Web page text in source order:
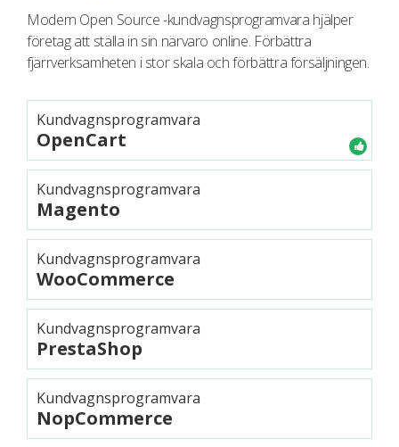
Modern Open Source -kundvagnsprogramvara hjälper
företag att ställa in sin närvaro online. Förbättra
fjärrverksamheten i stor skala och förbättra försäljningen.
Kundvagnsprogramvara
OpenCart
Kundvagnsprogramvara
Magento
Kundvagnsprogramvara
WooCommerce
Kundvagnsprogramvara
PrestaShop
Kundvagnsprogramvara
NopCommerce